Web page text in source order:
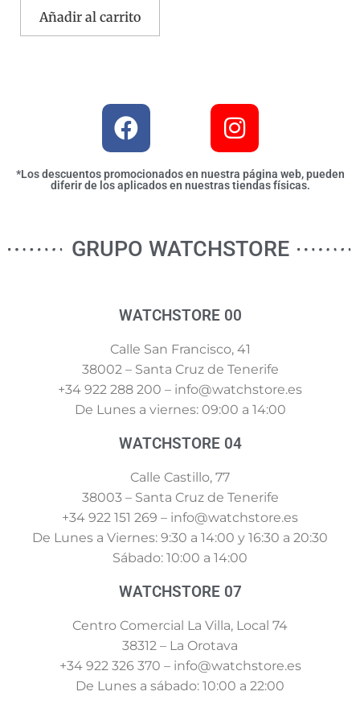
Añadir al carrito
*Los descuentos promocionados en nuestra página web, pueden
diferir de los aplicados en nuestras tiendas físicas.
GRUPO WATCHSTORE
WATCHSTORE 00
Calle San Francisco, 41
38002 – Santa Cruz de Tenerife
+34 922 288 200 – info@watchstore.es
De Lunes a viernes: 09:00 a 14:00
WATCHSTORE 04
Calle Castillo, 77
38003 – Santa Cruz de Tenerife
+34 922 151 269 – info@watchstore.es
De Lunes a Viernes: 9:30 a 14:00 y 16:30 a 20:30
Sábado: 10:00 a 14:00
WATCHSTORE 07
Centro Comercial La Villa, Local 74
38312 – La Orotava
+34 922 326 370 – info@watchstore.es
De Lunes a sábado: 10:00 a 22:00